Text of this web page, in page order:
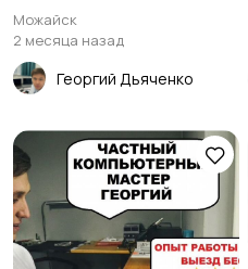
Можайск
2 месяца назад
Георгий Дьяченко